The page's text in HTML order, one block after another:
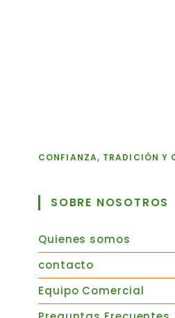
CONFIANZA, TRADICIÓN Y
SOBRE NOSOTROS
Quienes somos
contacto
Equipo Comercial